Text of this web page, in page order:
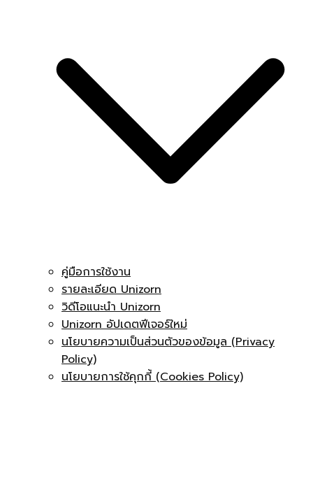
คู่มือการใช้งาน
รายละเอียด Unizorn
วิดีโอแนะนำ Unizorn
Unizorn อัปเดตฟีเจอร์ใหม่
นโยบายความเป็นส่วนตัวของข้อมูล (Privacy
Policy)
นโยบายการใช้คุกกี้ (Cookies Policy)